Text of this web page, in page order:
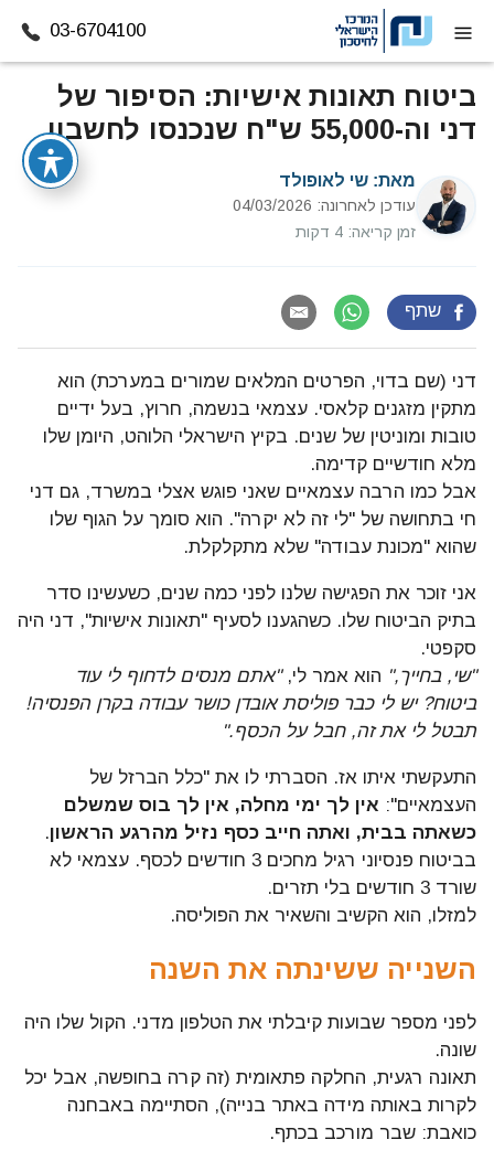
דלג לתוכן
03-6704100
ביטוח תאונות אישיות: הסיפור של
דני וה-55,000 ש"ח שנכנסו לחשבון
מאת: שי לאופולד
עודכן לאחרונה: 04/03/2026
זמן קריאה: 4 דקות
שתף
דני (שם בדוי, הפרטים המלאים שמורים במערכת) הוא
מתקין מזגנים קלאסי. עצמאי בנשמה, חרוץ, בעל ידיים
טובות ומוניטין של שנים. בקיץ הישראלי הלוהט, היומן שלו
מלא חודשיים קדימה.
אבל כמו הרבה עצמאיים שאני פוגש אצלי במשרד, גם דני
חי בתחושה של "לי זה לא יקרה". הוא סומך על הגוף שלו
שהוא "מכונת עבודה" שלא מתקלקלת.
אני זוכר את הפגישה שלנו לפני כמה שנים, כשעשינו סדר
בתיק הביטוח שלו. כשהגענו לסעיף "תאונות אישיות", דני היה
סקפטי.
"שי, בחייך," הוא אמר לי,"אתם מנסים לדחוף לי עוד
ביטוח? יש לי כבר פוליסת אובדן כושר עבודה בקרן הפנסיה!
תבטל לי את זה, חבל על הכסף."
התעקשתי איתו אז. הסברתי לו את "כלל הברזל של
העצמאיים": אין לך ימי מחלה, אין לך בוס שמשלם
כשאתה בבית, ואתה חייב כסף נזיל מהרגע הראשון.
בביטוח פנסיוני רגיל מחכים 3 חודשים לכסף. עצמאי לא
שורד 3 חודשים בלי תזרים.
למזלו, הוא הקשיב והשאיר את הפוליסה.
השנייה ששינתה את השנה
לפני מספר שבועות קיבלתי את הטלפון מדני. הקול שלו היה
שונה.
תאונה רגעית, החלקה פתאומית (זה קרה בחופשה, אבל יכל
לקרות באותה מידה באתר בנייה), הסתיימה באבחנה
כואבת: שבר מורכב בכתף.